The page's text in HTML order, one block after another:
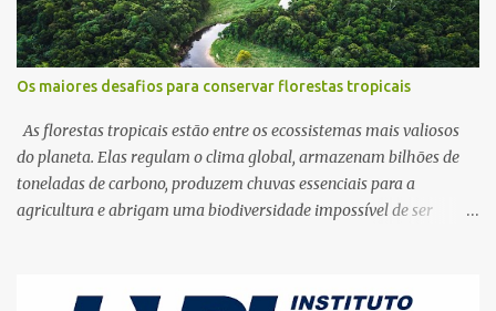
Os maiores desafios para conservar florestas tropicais
As florestas tropicais estão entre os ecossistemas mais valiosos
do planeta. Elas regulam o clima global, armazenam bilhões de
toneladas de carbono, produzem chuvas essenciais para a
agricultura e abrigam uma biodiversidade impossível de ser
continuam sendo destruídos em ritmo acelerado. Da Amazônia à